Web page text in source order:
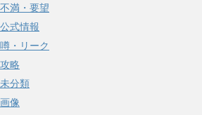
不満・要望
公式情報
噂・リーク
攻略
未分類
画像